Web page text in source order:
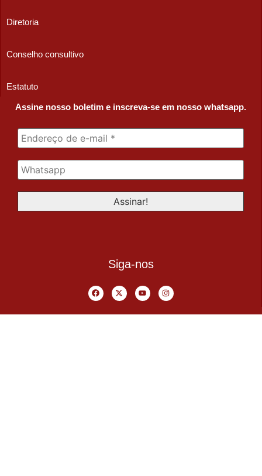
Diretoria
Conselho consultivo
Estatuto
Assine nosso boletim e inscreva-se em nosso whatsapp.
Siga-nos